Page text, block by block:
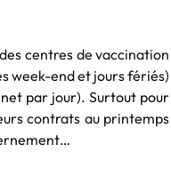
centres de vaccination
week-end et jours fériés)
par jour). Surtout pour
contrats au printemps